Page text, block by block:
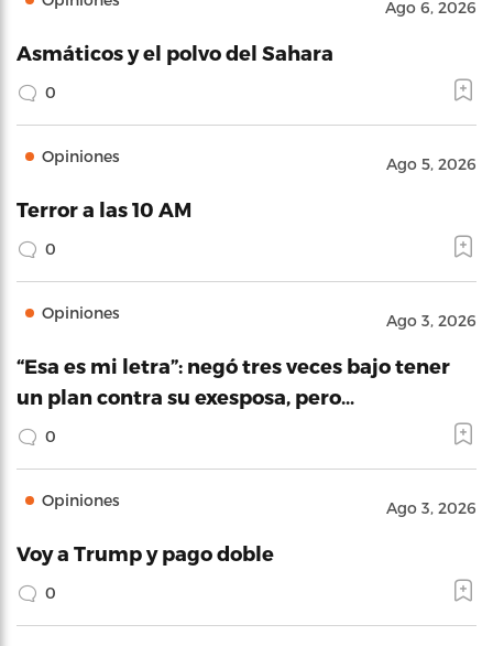
Ago 6, 2026
Asmáticos y el polvo del Sahara
0
Opiniones Ago 5, 2026
Terror a las 10 AM
0
Opiniones Ago 3, 2026
“Esa es mi letra”: negó tres veces bajo tener
un plan contra su exesposa, pero…
0
Opiniones Ago 3, 2026
Voy a Trump y pago doble
0